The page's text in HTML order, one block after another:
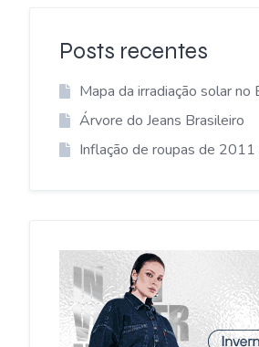
Posts recentes
Mapa da irradiação solar no
Árvore do Jeans Brasileiro
Inflação de roupas de